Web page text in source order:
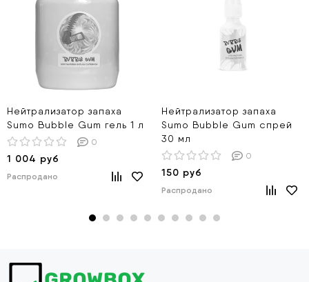
Нейтрализатор запаха
Sumo Bubble Gum гель 1 л
0
1 004 руб
Распродано
Нейтрализатор запаха
Sumo Bubble Gum спрей
30 мл
0
150 руб
Распродано